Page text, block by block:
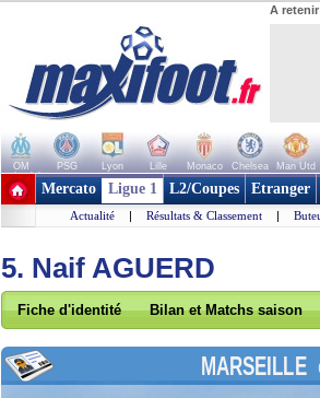
A
OM PSG Lyon Lille Monaco Chelsea Man Utd
+ de clubs
Mercato Ligue 1 L2/Coupes Etranger
Actualité | Résultats & Classement |
5. Naif AGUERD
Fiche d'identité Bilan et Matchs saison
MARSEILLE